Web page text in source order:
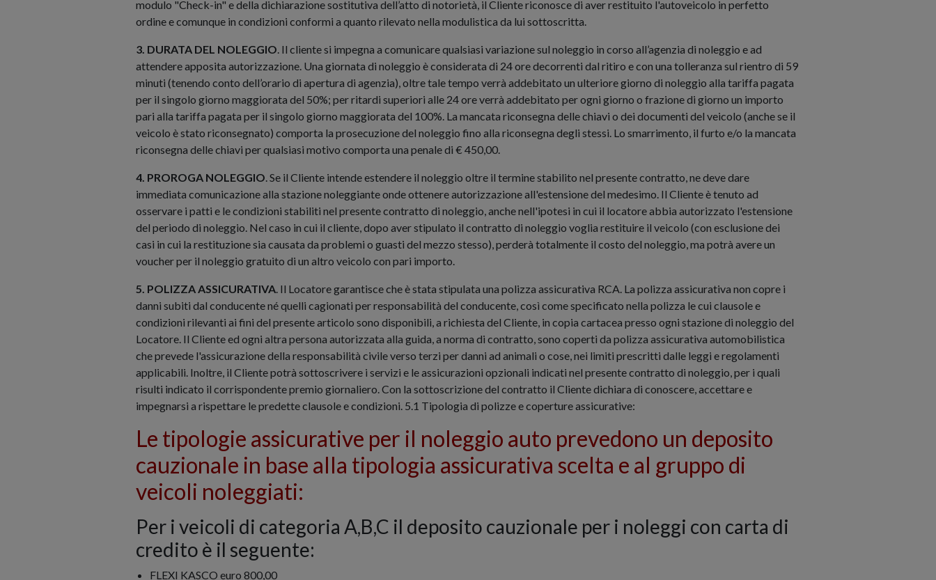
modulo "Check-in" e della dichiarazione sostitutiva dell’atto di notorietà, il Cliente riconosce di aver restituito l'autoveicolo in perfetto
ordine e comunque in condizioni conformi a quanto rilevato nella modulistica da lui sottoscritta.
3. DURATA DEL NOLEGGIO. Il cliente si impegna a comunicare qualsiasi variazione sul noleggio in corso all’agenzia di noleggio e ad
attendere apposita autorizzazione. Una giornata di noleggio è considerata di 24 ore decorrenti dal ritiro e con una tolleranza sul rientro di 59
minuti (tenendo conto dell’orario di apertura di agenzia), oltre tale tempo verrà addebitato un ulteriore giorno di noleggio alla tariffa pagata
per il singolo giorno maggiorata del 50%; per ritardi superiori alle 24 ore verrà addebitato per ogni giorno o frazione di giorno un importo
pari alla tariffa pagata per il singolo giorno maggiorata del 100%. La mancata riconsegna delle chiavi o dei documenti del veicolo (anche se il
veicolo è stato riconsegnato) comporta la prosecuzione del noleggio fino alla riconsegna degli stessi. Lo smarrimento, il furto e/o la mancata
riconsegna delle chiavi per qualsiasi motivo comporta una penale di € 450,00.
4. PROROGA NOLEGGIO. Se il Cliente intende estendere il noleggio oltre il termine stabilito nel presente contratto, ne deve dare
immediata comunicazione alla stazione noleggiante onde ottenere autorizzazione all'estensione del medesimo. Il Cliente è tenuto ad
osservare i patti e le condizioni stabiliti nel presente contratto di noleggio, anche nell'ipotesi in cui il locatore abbia autorizzato l'estensione
del periodo di noleggio. Nel caso in cui il cliente, dopo aver stipulato il contratto di noleggio voglia restituire il veicolo (con esclusione dei
casi in cui la restituzione sia causata da problemi o guasti del mezzo stesso), perderà totalmente il costo del noleggio, ma potrà avere un
voucher per il noleggio gratuito di un altro veicolo con pari importo.
5. POLIZZA ASSICURATIVA. Il Locatore garantisce che è stata stipulata una polizza assicurativa RCA. La polizza assicurativa non copre i
danni subiti dal conducente né quelli cagionati per responsabilità del conducente, così come specificato nella polizza le cui clausole e
condizioni rilevanti ai fini del presente articolo sono disponibili, a richiesta del Cliente, in copia cartacea presso ogni stazione di noleggio del
Locatore. Il Cliente ed ogni altra persona autorizzata alla guida, a norma di contratto, sono coperti da polizza assicurativa automobilistica
che prevede l'assicurazione della responsabilità civile verso terzi per danni ad animali o cose, nei limiti prescritti dalle leggi e regolamenti
applicabili. Inoltre, il Cliente potrà sottoscrivere i servizi e le assicurazioni opzionali indicati nel presente contratto di noleggio, per i quali
risulti indicato il corrispondente premio giornaliero. Con la sottoscrizione del contratto il Cliente dichiara di conoscere, accettare e
impegnarsi a rispettare le predette clausole e condizioni. 5.1 Tipologia di polizze e coperture assicurative:
Le tipologie assicurative per il noleggio auto prevedono un deposito
cauzionale in base alla tipologia assicurativa scelta e al gruppo di
veicoli noleggiati:
Per i veicoli di categoria A,B,C il deposito cauzionale per i noleggi con carta di
credito è il seguente:
FLEXI KASCO euro 800,00